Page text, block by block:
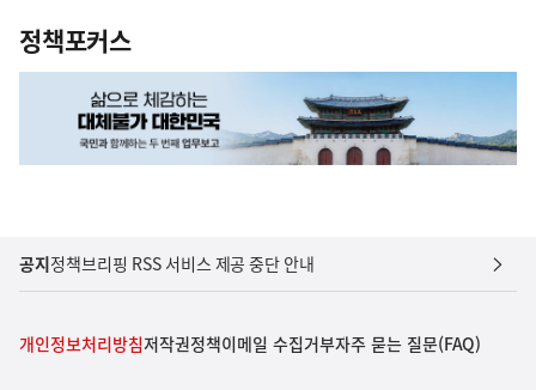
정책포커스
공지정책브리핑 RSS 서비스 제공 중단 안내
개인정보처리방침저작권정책이메일 수집거부자주 묻는 질문(FAQ)